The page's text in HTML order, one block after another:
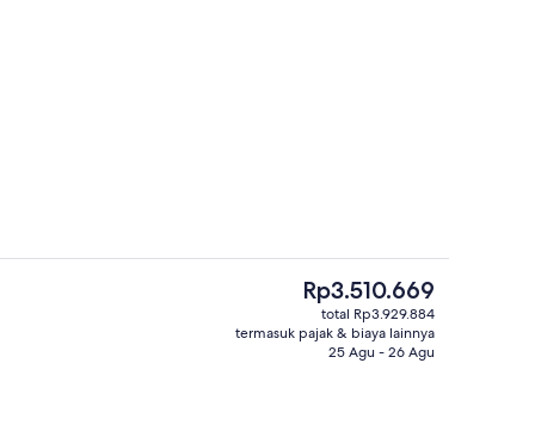
Eksterior
Harga
saat
ini
Rp3.510.669
Rp3.510.669
total Rp3.929.884
termasuk pajak & biaya lainnya
25 Agu - 26 Agu